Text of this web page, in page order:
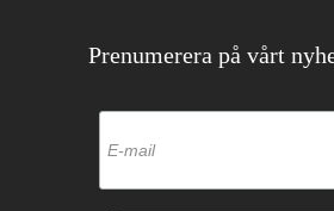
Prenumerera på vårt